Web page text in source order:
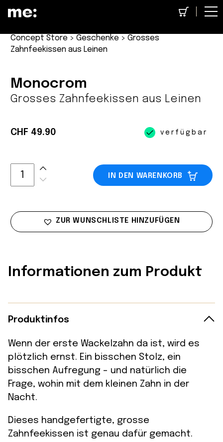
Concept Store > Geschenke > Grosses
Zahnfeekissen aus Leinen
Monocrom
Grosses Zahnfeekissen aus Leinen
CHF 49.90 verfügbar
IN DEN WARENKORB
ZUR WUNSCHLISTE HINZUFÜGEN
Informationen zum Produkt
Produktinfos
Wenn der erste Wackelzahn da ist, wird es
plötzlich ernst. Ein bisschen Stolz, ein
bisschen Aufregung – und natürlich die
Frage, wohin mit dem kleinen Zahn in der
Nacht.
Dieses handgefertigte, grosse
Zahnfeekissen ist genau dafür gemacht.